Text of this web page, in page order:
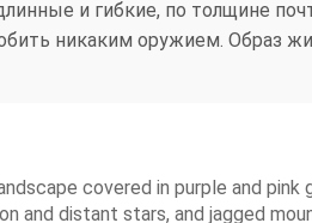
и гибкие, по толщине
никаким оружием. Образ
covered in purple and pink
distant stars, and jagged